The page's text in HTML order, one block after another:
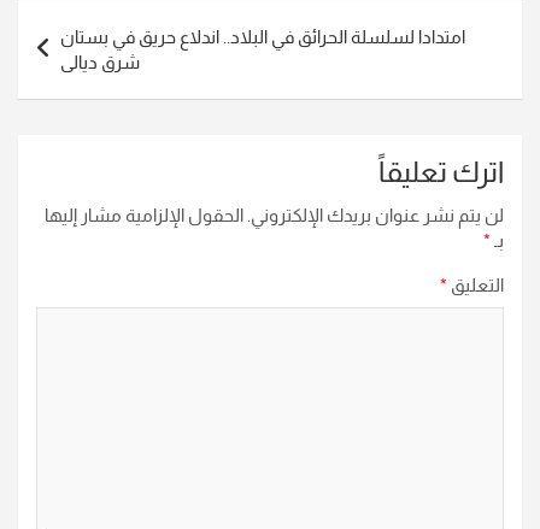
امتدادا لسلسلة الحرائق في البلاد.. اندلاع حريق في بستان
شرق ديالى
اترك تعليقاً
لن يتم نشر عنوان بريدك الإلكتروني. الحقول الإلزامية مشار إليها
بـ *
التعليق *